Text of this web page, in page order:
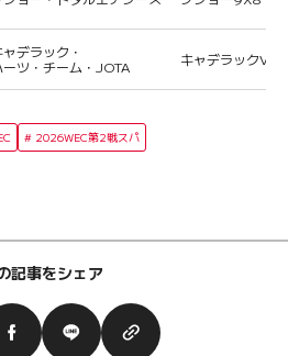
ャデラック・
ーツ・チーム・JOTA
キャデラックVシ
2026WEC第2戦スパ
記事をシェア